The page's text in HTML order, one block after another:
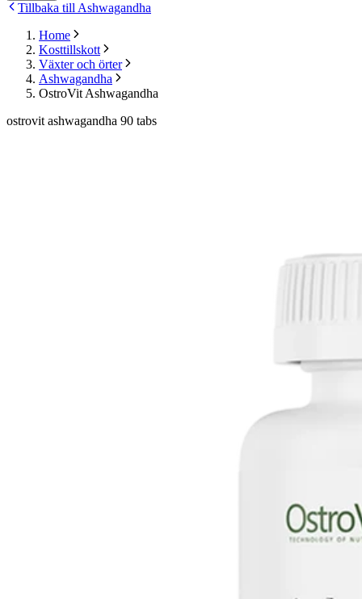
Tillbaka till Ashwagandha
Home
Kosttillskott
Växter och örter
Ashwagandha
OstroVit Ashwagandha
ostrovit ashwagandha 90 tabs